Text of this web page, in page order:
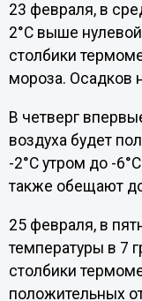
23 февраля, в
2°C выше
столбики
мороза. Осадков
В четверг
воздуха будет
-2°C утром до -
также обещают
25 февраля, в
температуры в 7
столбики
положительных